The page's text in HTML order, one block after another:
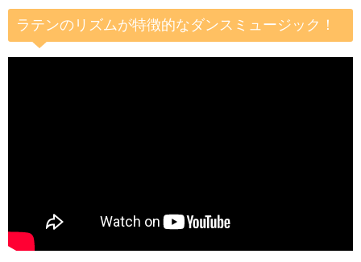
ラテンのリズムが特徴的なダンスミュージック！